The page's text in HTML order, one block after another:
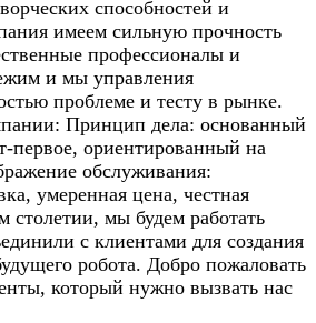
способностей и
имеем сильную прочность
профессионалы и
и мы управления
проблеме и тесту в рынке.
Принцип дела: основанный
первое, ориентированный на
обслуживания:
умеренная цена, честная
столетии, мы будем работать
с клиентами для создания
робота. Добро пожаловать
который нужно вызвать нас